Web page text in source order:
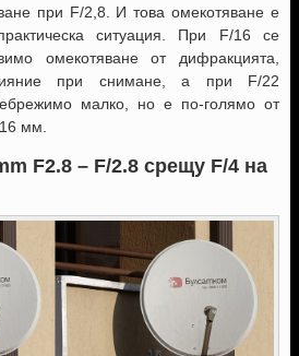
при F/2,8. И това омекотяване е
ситуация. При F/16 се
омекотяване от дифракцията,
при снимане, а при F/22
малко, но е по-голямо от
мм.
F2.8 – F/2.8 срещу F/4 на